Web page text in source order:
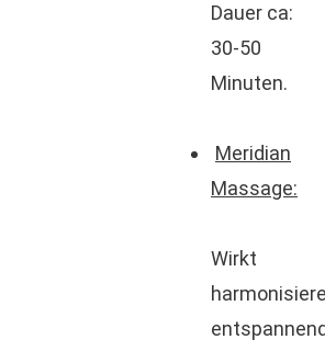
Dauer ca:
30-50
Minuten.
Meridian
Massage:
Wirkt
entspannend